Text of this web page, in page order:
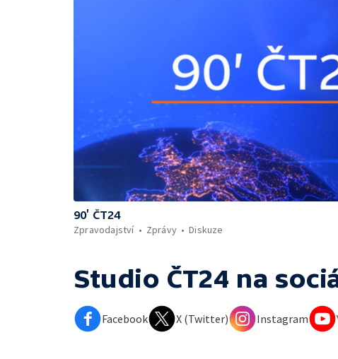
90’ ČT24
Zpravodajství
Zprávy Diskuze
Studio ČT24 na
Facebook X (Twitter) Instagram